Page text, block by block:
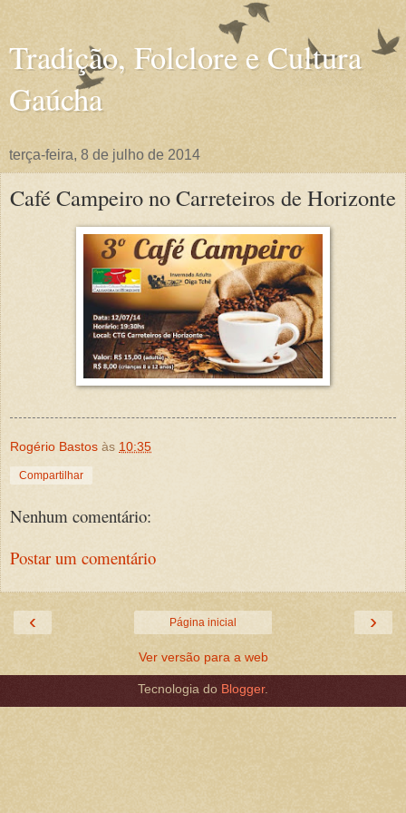
Tradição, Folclore e Cultura
Gaúcha
terça-feira, 8 de julho de 2014
Café Campeiro no Carreteiros de Horizonte
Rogério Bastos às 10:35
Compartilhar
Nenhum comentário:
Postar um comentário
‹ ›
Página inicial
Ver versão para a web
Tecnologia do Blogger.